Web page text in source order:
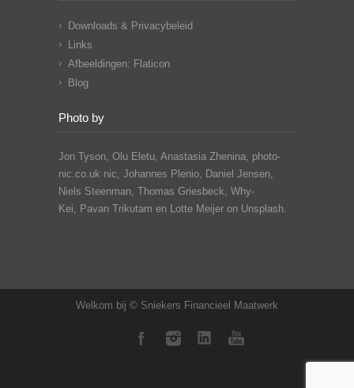
Downloads & Privacybeleid
Links
Afbeeldingen: Flaticon
Blog
Photo by
Jon Tyson, Olu Eletu, Anastasia Zhenina, photo-
nic.co.uk nic, Johannes Plenio, Daniel Jensen,
Niels Steenman, Thomas Griesbeck, Why-
Kei, Pavan Trikutam en Lotte Meijer on Unsplash.
Welkom bij © Sniekers Financieel Maatwerk